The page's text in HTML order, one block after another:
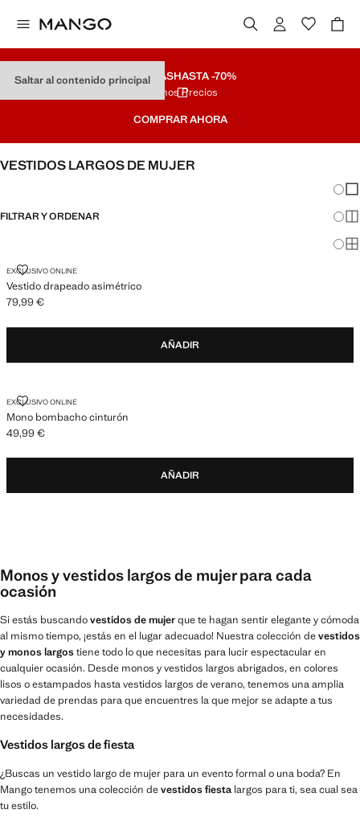
Saltar al contenido principal
REBAJASHASTA -70%
Últimos Precios
COMPRAR AHORA
VESTIDOS LARGOS DE MUJER
FILTRAR Y ORDENAR
EXCLUSIVO ONLINE
Vestido drapeado asimétrico
VESTIDO DRAPEADO ASIMÉTRICO
Precio actual [79,99 € ]
79,99 €
AÑADIR
EXCLUSIVO ONLINE
Mono bombacho cinturón
MONO BOMBACHO CINTURÓN
Precio actual [49,99 € ]
49,99 €
AÑADIR
Monos y vestidos largos de mujer para cada
ocasión
Si estás buscandovestidos de mujerque te hagan sentir elegante y cómoda
al mismo tiempo, ¡estás en el lugar adecuado! Nuestra colección devestidos
y monos largostiene todo lo que necesitas para lucir espectacular en
cualquier ocasión. Desde monos y vestidos largos abrigados, en colores
lisos o estampados hasta vestidos largos de verano, tenemos una amplia
variedad de prendas para que encuentres la que mejor se adapte a tus
necesidades.
Vestidos largos de fiesta
¿Buscas un vestido largo de mujer para un evento formal o una boda? En
Mango tenemos una colección devestidos fiesta largos para ti, sea cual sea
tu estilo.